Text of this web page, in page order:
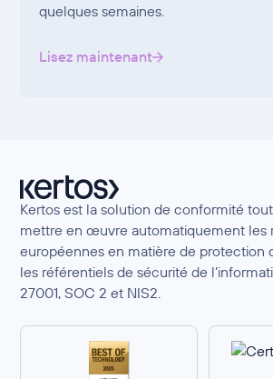
quelques semaines.
Lisez maintenant
Kertos est la solution de conformité
mettre en œuvre automatiquement les
européennes en matière de protection
les référentiels de sécurité de
27001, SOC 2 et NIS2.